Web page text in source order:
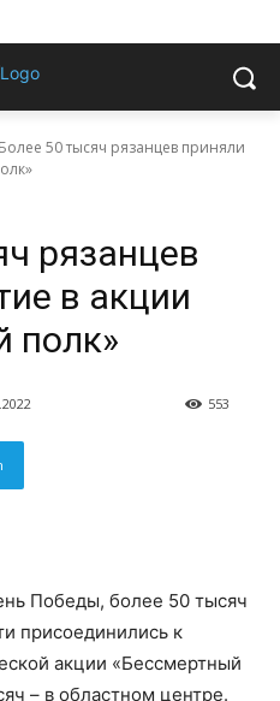
Более 50 тысяч рязанцев приняли
рязанцев
в акции
полк»
553
Победы, более 50 тысяч
присоединились к
акции «Бессмертный
– в областном центре.